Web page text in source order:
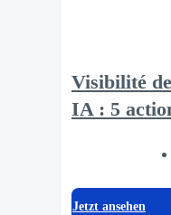
Visibilité
IA : 5
Jetzt ansehen